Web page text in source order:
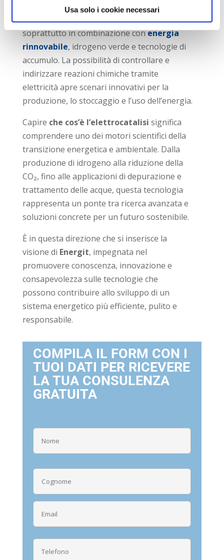
Usa solo i cookie necessari
L’elettrocatalisi è destinata a giocare un
ruolo chiave nei sistemi energetici del futuro,
soprattutto in combinazione conenergia
rinnovabile, idrogeno verde e tecnologie di
accumulo. La possibilità di controllare e
indirizzare reazioni chimiche tramite
elettricità apre scenari innovativi per la
produzione, lo stoccaggio e l’uso dell’energia.
Capire che cos’è l’elettrocatalisi significa
comprendere uno dei motori scientifici della
transizione energetica e ambientale. Dalla
produzione di idrogeno alla riduzione della
CO₂, fino alle applicazioni di depurazione e
trattamento delle acque, questa tecnologia
rappresenta un ponte tra ricerca avanzata e
soluzioni concrete per un futuro sostenibile.
È in questa direzione che si inserisce la
visione di Energit, impegnata nel
promuovere conoscenza, innovazione e
consapevolezza sulle tecnologie che
possono contribuire allo sviluppo di un
sistema energetico più efficiente, pulito e
responsabile.
COMPILA IL FORM CON I
TUOI DATI PER RICEVERE
LA TUA CONSULENZA
GRATUITA